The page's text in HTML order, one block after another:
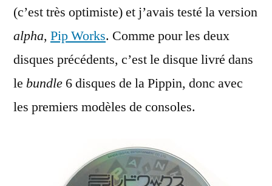
(c’est très optimiste) et j’avais testé la version
alpha, Pip Works. Comme pour les deux
disques précédents, c’est le disque livré dans
le bundle 6 disques de la Pippin, donc avec
les premiers modèles de consoles.